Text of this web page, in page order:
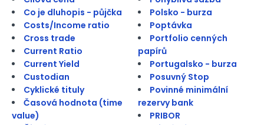
Co je dluhopis - půjčka
Costs/Income ratio
Cross trade
Current Ratio
Current Yield
Custodian
Cyklické tituly
Časová hodnota (time
value)
Polsko - burza
Poptávka
Portfolio cenných
papírů
Portugalsko - burza
Posuvný Stop
Povinné minimální
rezervy bank
PRIBOR